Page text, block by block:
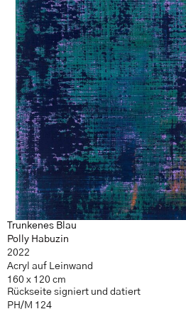
Trunkenes Blau
Polly Habuzin
2022
Acryl auf Leinwand
160 x 120 cm
Rückseite signiert und datiert
PH/M 124